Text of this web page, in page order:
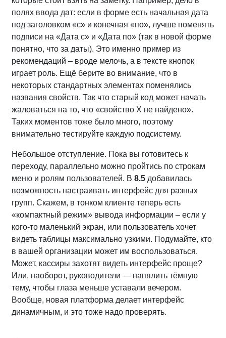
полях ввода дат: если в форме есть начальная дата
под заголовком «с» и конечная «по», лучше поменять
подписи на «Дата с» и «Дата по» (так в новой форме
понятно, что за даты). Это именно пример из
рекомендаций – вроде мелочь, а в тексте кнопок
играет роль. Ещё берите во внимание, что в
некоторых стандартных элементах поменялись
названия свойств. Так что старый код может начать
жаловаться на то, что «свойство Х не найдено».
Таких моментов тоже было много, поэтому
внимательно тестируйте каждую подсистему.
Небольшое отступление. Пока вы готовитесь к
переходу, параллельно можно пройтись по строкам
меню и ролям пользователей. В 8.5 добавилась
возможность настраивать интерфейс для разных
групп. Скажем, в тонком клиенте теперь есть
«компактный режим» вывода информации – если у
кого-то маленький экран, или пользователь хочет
видеть таблицы максимально узкими. Подумайте, кто
в вашей организации может им воспользоваться.
Может, кассиры захотят видеть интерфейс проще?
Или, наоборот, руководители — напялить тёмную
тему, чтобы глаза меньше уставали вечером.
Вообще, новая платформа делает интерфейс
динамичным, и это тоже надо проверять.